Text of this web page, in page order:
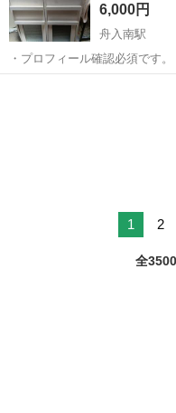
6,000円
舟入南駅
・プロフィール確認必須です
購入希望の方は取りに来られ
1 2
全